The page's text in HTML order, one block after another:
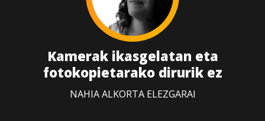
Kamerak ikasgelatan eta
fotokopietarako dirurik ez
NAHIA ALKORTA ELEZGARAI